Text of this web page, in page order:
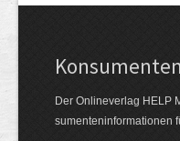
Der Online­verlag HELP
su­menten­infor­mationen